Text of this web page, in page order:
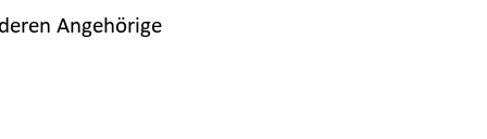
Angehörige